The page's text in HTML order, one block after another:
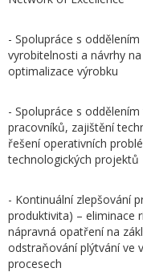
- Spolupráce s
vyrobitelnosti a návrhy
optimalizace výrobku
- Spolupráce s
pracovníků, zajištění
řešení operativních
technologických projektů
- Kontinuální zlepšování
produktivita) – eliminace
nápravná opatření na
odstraňování plýtvání ve
procesech